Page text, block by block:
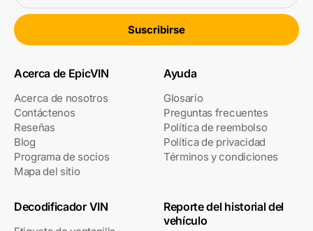
Suscribirse
Acerca de EpicVIN
Acerca de nosotros
Contáctenos
Reseñas
Blog
Programa de socios
Mapa del sitio
Ayuda
Glosario
Preguntas frecuentes
Política de reembolso
Política de privacidad
Términos y condiciones
Decodificador VIN
Reporte del historial del
vehículo